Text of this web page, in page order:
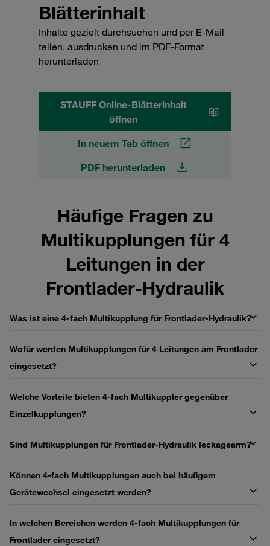
Blätterinhalt
Inhalte gezielt durchsuchen und per E-Mail
teilen, ausdrucken und im PDF-Format
herunterladen
STAUFF Online-Blätterinhalt
öffnen
In neuem Tab öffnen
PDF herunterladen
Häufige Fragen zu
Multikupplungen für 4
Leitungen in der
Frontlader‑Hydraulik
Was ist eine 4‑fach Multikupplung für Frontlader‑Hydraulik?
Wofür werden Multikupplungen für 4 Leitungen am Frontlader
eingesetzt?
Welche Vorteile bieten 4‑fach Multikuppler gegenüber
Einzelkupplungen?
Sind Multikupplungen für Frontlader‑Hydraulik leckagearm?
Können 4‑fach Multikupplungen auch bei häufigem
Gerätewechsel eingesetzt werden?
In welchen Bereichen werden 4‑fach Multikupplungen für
Frontlader eingesetzt?